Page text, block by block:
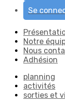
Se
Notre
Nous
Adhésion
planning
activités
sorties et